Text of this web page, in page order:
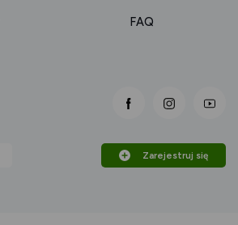
FAQ
link otwiera się
link
Zarejestruj się